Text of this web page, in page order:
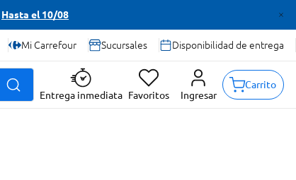
Hasta el 10/08
Mi Carrefour Sucursales Disponibilidad de entrega
Entrega inmediata Favoritos Ingresar
Carrito